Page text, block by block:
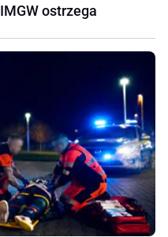
ostrzega